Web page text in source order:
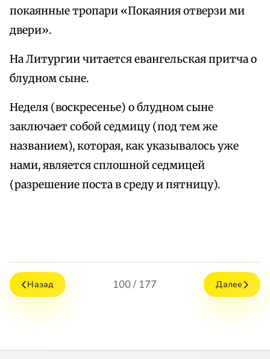
покаянные тропари «Покаяния отверзи ми
двери».
На Литургии читается евангельская притча о
блудном сыне.
Неделя (воскресенье) о блудном сыне
заключает собой седмицу (под тем же
названием), которая, как указывалось уже
нами, является сплошной седмицей
(разрешение поста в среду и пятницу).
Назад 100 / 177 Далее